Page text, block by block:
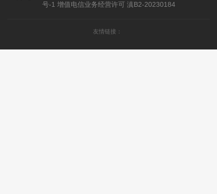
号-1 增值电信业务经营许可 滇B2-20230184
友情链接：